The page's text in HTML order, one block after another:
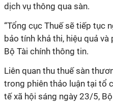
dịch vụ thông qua sàn.
“Tổng cục Thuế sẽ tiếp tục
bảo tính khả thi, hiệu quả
Bộ Tài chính thông tin.
Liên quan thu thuế sàn
trong phiên thảo luận tại tổ
tế xã hội sáng ngày 23/5,